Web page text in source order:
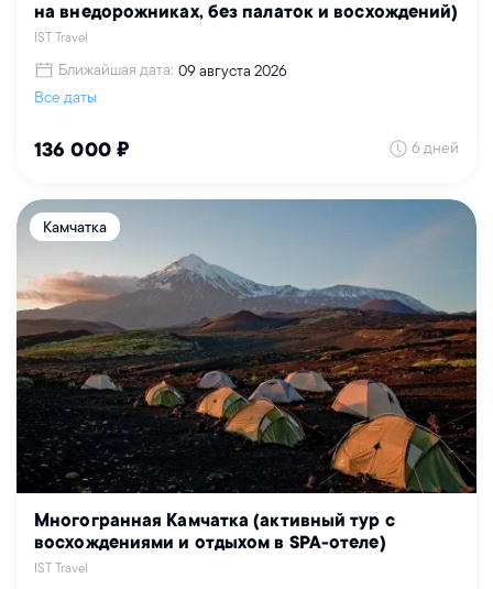
на внедорожниках, без палаток и восхождений)
IST Travel
Ближайшая дата: 09 августа 2026
Все даты
136 000 ₽ 6 дней
Камчатка
Многогранная Камчатка (активный тур с
восхождениями и отдыхом в SPA-отеле)
IST Travel